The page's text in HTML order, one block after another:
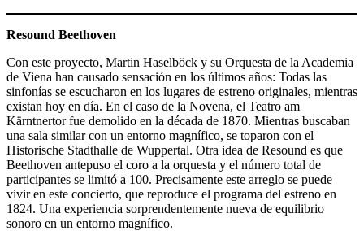
Resound Beethoven
Con este proyecto, Martin Haselböck y su Orquesta de la Academia
de Viena han causado sensación en los últimos años: Todas las
sinfonías se escucharon en los lugares de estreno originales, mientras
existan hoy en día. En el caso de la Novena, el Teatro am
Kärntnertor fue demolido en la década de 1870. Mientras buscaban
una sala similar con un entorno magnífico, se toparon con el
Historische Stadthalle de Wuppertal. Otra idea de Resound es que
Beethoven antepuso el coro a la orquesta y el número total de
participantes se limitó a 100. Precisamente este arreglo se puede
vivir en este concierto, que reproduce el programa del estreno en
1824. Una experiencia sorprendentemente nueva de equilibrio
sonoro en un entorno magnífico.